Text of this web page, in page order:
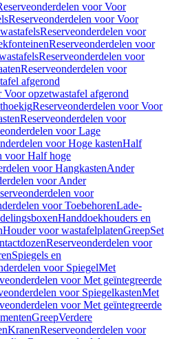
voor Voor
Reserveonderdelen voor Voor
Reserveonderdelen voor
Reserveonderdelen voor
Reserveonderdelen voor
Reserveonderdelen voor
afgerond
Voor opzetwastafel afgerond
Reserveonderdelen voor Voor
Reserveonderdelen voor
voor Lage
voor Hoge kastenHalf
voor Half hoge
voor HangkastenAnder
voor Ander
voor
voor ToebehorenLade-
Handdoekhouders en
Houder voor wastafelplatenGreepSet
Reserveonderdelen voor
Spiegels en
voor SpiegelMet
voor Met geïntegreerde
voor SpiegelkastenMet
voor Met geïntegreerde
GreepVerdere
KranenReserveonderdelen voor